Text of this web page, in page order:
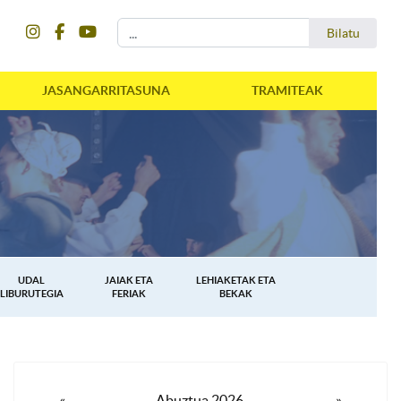
Bilatu
JASANGARRITASUNA TRAMITEAK
UDAL
LIBURUTEGIA
JAIAK ETA
FERIAK
LEHIAKETAK ETA
BEKAK